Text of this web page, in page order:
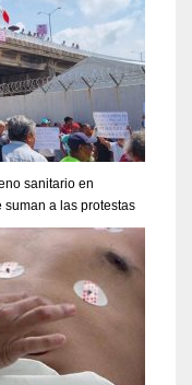
sanitario en
suman a las protestas